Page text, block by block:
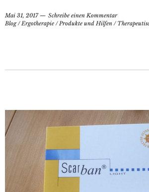
Mai 31, 2017
Schreibe einen Kommentar
Blog/ Ergotherapie / Produkte und Hilfen /